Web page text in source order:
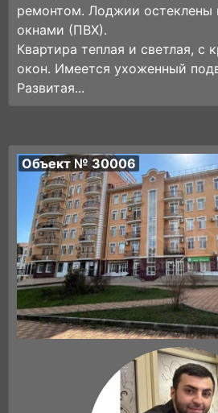
ремонтом. Лоджии остеклены
окнами (ПВХ).
Квартира теплая и светлая, с
окон. Имеется ухоженный
Развитая...
Объект № 30006